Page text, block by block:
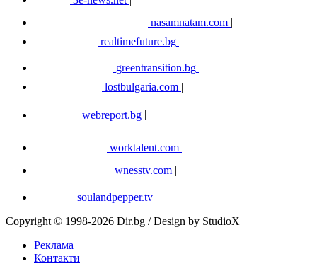
nasamnatam.com |
realtimefuture.bg |
greentransition.bg |
lostbulgaria.com |
webreport.bg
worktalent.com |
wnesstv.com |
soulandpepper.tv
Copyright © 1998-2026 Dir.bg / Design by StudioX
Реклама
Контакти